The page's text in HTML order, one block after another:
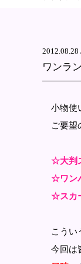
2012.08.28
ワンラ
小物使
ご要望
☆大判
☆ワン
☆スカ
こうい
今回は